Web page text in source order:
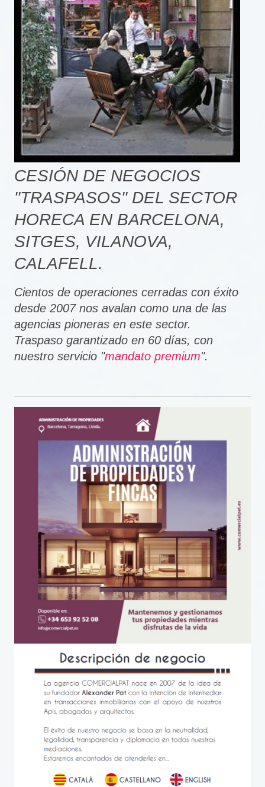
CESIÓN DE NEGOCIOS
"TRASPASOS" DEL SECTOR
HORECA EN BARCELONA,
SITGES, VILANOVA,
CALAFELL.
Cientos de operaciones cerradas con éxito
desde 2007 nos avalan como una de las
agencias pioneras en este sector.
Traspaso garantizado en 60 días, con
nuestro servicio "mandato premium".